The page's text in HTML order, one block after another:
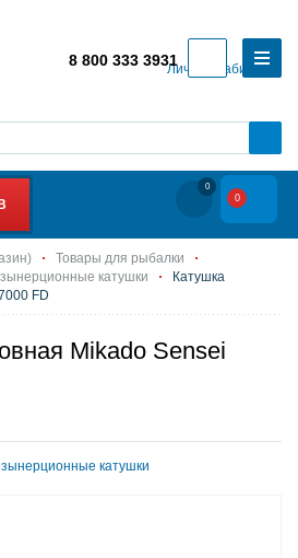
Личный кабинет
8 800 333 3931
0
0
Товары для рыбалки
катушки
Катушка
FD
Mikado Sensei
катушки